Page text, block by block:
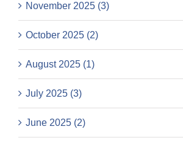
November 2025 (3)
October 2025 (2)
August 2025 (1)
July 2025 (3)
June 2025 (2)